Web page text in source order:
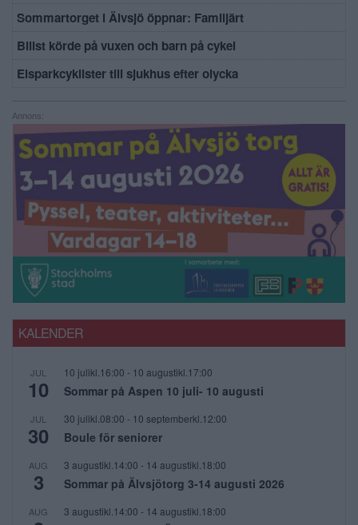
Sommartorget i Älvsjö öppnar: Familjärt
Bilist körde på vuxen och barn på cykel
Elsparkcyklister till sjukhus efter olycka
Annons:
KALENDER
JUL
10
10 julikl.16:00 - 10 augustikl.17:00
Sommar på Aspen 10 juli- 10 augusti
JUL
30
30 julikl.08:00 - 10 septemberkl.12:00
Boule för seniorer
AUG
3
3 augustikl.14:00 - 14 augustikl.18:00
Sommar på Älvsjötorg 3-14 augusti 2026
AUG 3 augustikl.14:00 - 14 augustikl.18:00